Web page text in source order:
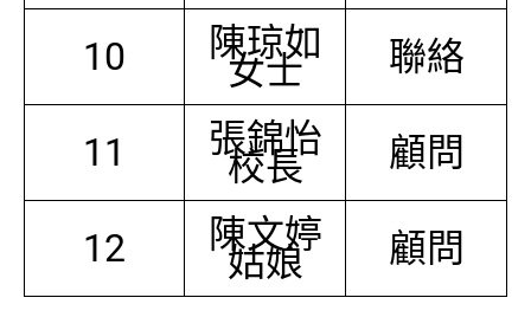
10 陳琼如
女士 聯絡
11 張錦怡
校長 顧問
12 陳文婷
姑娘 顧問